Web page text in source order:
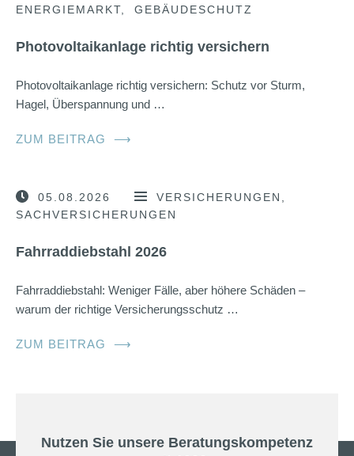
ENERGIEMARKT
GEBÄUDESCHUTZ
Photovoltaikanlage richtig versichern
Photovoltaikanlage richtig versichern: Schutz vor Sturm,
Hagel, Überspannung und …
ZUM BEITRAG ⟶
05.08.2026
VERSICHERUNGEN
SACHVERSICHERUNGEN
Fahrraddiebstahl 2026
Fahrraddiebstahl: Weniger Fälle, aber höhere Schäden –
warum der richtige Versicherungsschutz …
ZUM BEITRAG ⟶
Nutzen Sie unsere Beratungskompetenz